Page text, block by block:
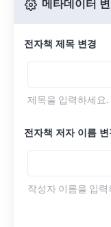
메타데이터
전자책 제목 변경
제목을 입력하세요
전자책 저자 이름 변
작성자 이름을 입